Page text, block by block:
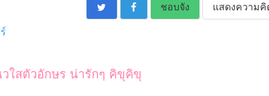
ชอบจัง แสดงความคิ
ใสตัวอักษร น่ารักๆ คิขุคิขุ